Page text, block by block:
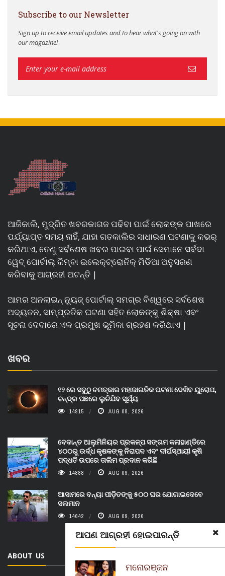
ଆପଣ ଆଗ୍ରହୀ ହୋଇପାରନ୍ତି
ମନୋରଞ୍ଜନ
Subscribe to our Newsletter
Sign up to receive email updates and to hear what's going on with
our magazine!
ଆଜିକାଲି, ମୁଦ୍ରିତ ଖବରକାଗଜ ପଢିବା ପାଇଁ ଲୋକଙ୍କ ପାଖରେ
ପର୍ଯ୍ୟାପ୍ତ ସମୟ ନାହିଁ, ଯାହା ଗତକାଲିର ସାଧାରଣ ଘଟଣାକୁ କଭର୍
କରିଥାଏ, ତେଣୁ ସର୍ବଶେଷ ଖବର ପାଇବା ପାଇଁ ସେମାନେ ସର୍ବଦା
ୱେବ୍ ପୋର୍ଟାଲ୍ କିମ୍ବା ଇଲେକ୍ଟ୍ରୋନିକ୍ ମିଡିଆ ଅନୁସରଣ
କରିବାକୁ ଆଗ୍ରହୀ ଅଟନ୍ତି |
ଆମର ଅନଲାଇନ୍ ନ୍ୟୁଜ୍ ପୋର୍ଟାଲ୍ ସମଗ୍ର ବିଶ୍ୱରେ ସର୍ବଶେଷ
ଅଦ୍ୟତନ, ସାମ୍ପ୍ରତିକ ଘଟଣା ସହିତ ଲୋକଙ୍କୁ ଶିକ୍ଷା ଏବଂ
ସୂଚନା ଦେବାରେ ଏକ ପ୍ରମୁଖ ଭୂମିକା ଗ୍ରହଣ କରିଥାଏ |
ଖବର
୧୨ ରେ ସବୁଠୁ ଚମତ୍କାର ମହାଜାଗତିକ ଘଟଣା ଦେଖିବ ୟୁରୋପ,
ଚନ୍ଦ୍ର ପଛରେ ଲୁଚିଯିବ ସୂର୍ଯ୍ୟ
14915 AUG 08, 2026
ବେଦାନ୍ତ ଆଲୁମିନିୟର ପ୍ରକଳ୍ପ ସଙ୍ଗମ କଳାହାଣ୍ଡିରେ
୪୦୦ରୁ ଉର୍ଦ୍ଧ କୃଷକଙ୍କୁ ନିରାପଦ ଏବଂ ଦୀର୍ଘସ୍ଥାୟୀ କୃଷି
ପଦ୍ଧତି ଉପରେ ତାଲିମ ପ୍ରଦାନ କରିଛି
14888 AUG 09, 2026
ଆସାମରେ ବନ୍ୟା ପୀଡ଼ିତଙ୍କୁ ୫୦୦ ଘର ଯୋଗାଇଦେବେ
ସଲମାନ
14642 AUG 09, 2026
ABOUT US